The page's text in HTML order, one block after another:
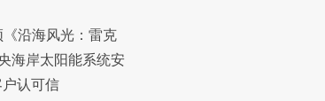
沿海风光：雷克
海岸太阳能系统安
认可信